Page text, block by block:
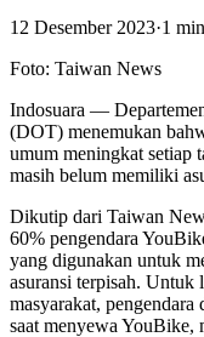
12 Desember 2023·1 min
Foto: Taiwan News
Indosuara —
(DOT) menemukan
umum meningkat setiap
masih belum memiliki
Dikutip dari Taiwan
60% pengendara
yang digunakan untuk
asuransi terpisah. Untuk
masyarakat, pengendara
saat menyewa YouBike,